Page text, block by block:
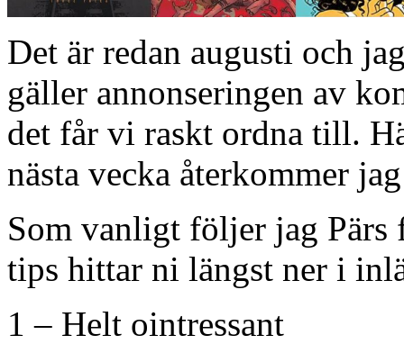
Det är redan augusti och
gäller annonseringen av
det får vi raskt ordna till.
nästa vecka återkommer
Som vanligt följer jag Pärs
tips hittar ni längst ner i
1 – Helt ointressant